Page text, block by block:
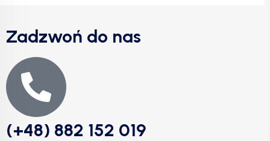
Zadzwoń do nas
(+48) 882 152 019